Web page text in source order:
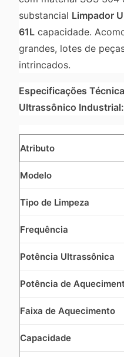
substancial Limpador
61L capacidade.
grandes, lotes de
intrincados.
Especificações
Ultrassônico Industrial:
Atributo
Modelo
Tipo de Limpeza
Frequência
Potência Ultrassônica
Potência de
Faixa de Aquecimento
Capacidade